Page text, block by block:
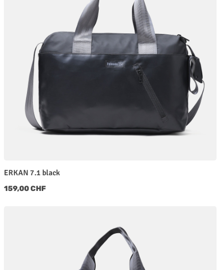
ERKAN 7.1 black
Regulärer Preis:
159,00 CHF